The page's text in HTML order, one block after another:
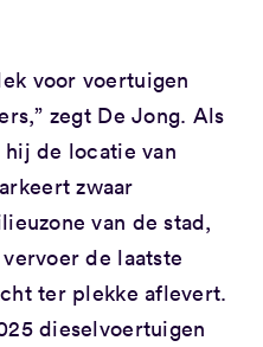
voor voertuigen
zegt De Jong. Als
de locatie van
zwaar
van de stad,
de laatste
ter plekke aflevert.
dieselvoertuigen